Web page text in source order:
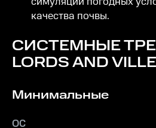
качества почвы.
СИСТЕМНЫЕ
LORDS AND
Минимальные
ОС